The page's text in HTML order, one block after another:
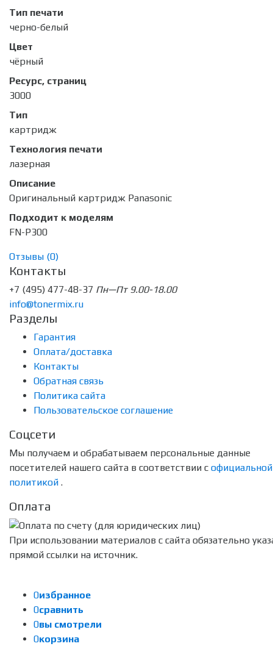
Тип печати
черно-белый
Цвет
чёрный
Ресурс, страниц
3000
Тип
картридж
Технология печати
лазерная
Описание
Оригинальный картридж Panasonic
Подходит к моделям
FN-P300
Отзывы (0)
Контакты
+7 (495) 477-48-37 Пн—Пт 9.00-18.00
info@tonermix.ru
Разделы
Гарантия
Оплата/доставка
Контакты
Обратная связь
Политика сайта
Пользовательское соглашение
Соцсети
Мы получаем и обрабатываем персональные данные
посетителей нашего сайта в соответствии с официальной
политикой .
Оплата
При использовании материалов с сайта обязательно
прямой ссылки на источник.
0избранное
0сравнить
0вы смотрели
0корзина